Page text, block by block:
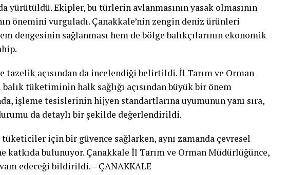
Ekipler, bu türlerin avlanmasının yasak olmasının
önemini vurguladı. Çanakkale’nin zengin deniz ürünleri
dengesinin sağlanması hem de bölge balıkçılarının ekonomik
tazelik açısından da incelendiği belirtildi. İl Tarım ve Orman
tüketiminin halk sağlığı açısından büyük bir önem
işleme tesislerinin hijyen standartlarına uyumunun yanı sıra,
da detaylı bir şekilde değerlendirildi.
için bir güvence sağlarken, aynı zamanda çevresel
bulunuyor. Çanakkale İl Tarım ve Orman Müdürlüğünce,
edeceği bildirildi. – ÇANAKKALE